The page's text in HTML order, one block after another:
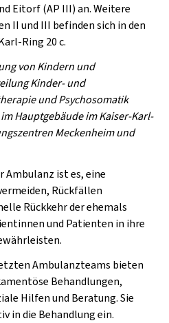
Eitorf (AP III) an. Weitere
II und III befinden sich in den
Ring 20 c.
von Kindern und
Kinder- und
und Psychosomatik
Hauptgebäude im Kaiser-Karl-
Meckenheim und
Ambulanz ist es, eine
Rückfällen
Rückkehr der ehemals
und Patienten in ihre
Ambulanzteams bieten
Behandlungen,
Hilfen und Beratung. Sie
in die Behandlung ein.